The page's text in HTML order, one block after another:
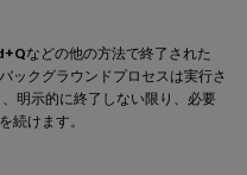
などの他の方法で終了された
ックグラウンドプロセスは実行さ
明示的に終了しない限り、必要
続けます。